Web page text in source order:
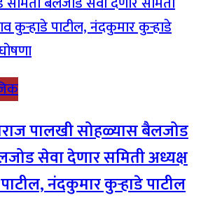
पालखी सोहळ्यास बैलजोड
सेवा देणार समिती अध्यक्ष
नंदकुमार कुऱ्हाडे पाटील